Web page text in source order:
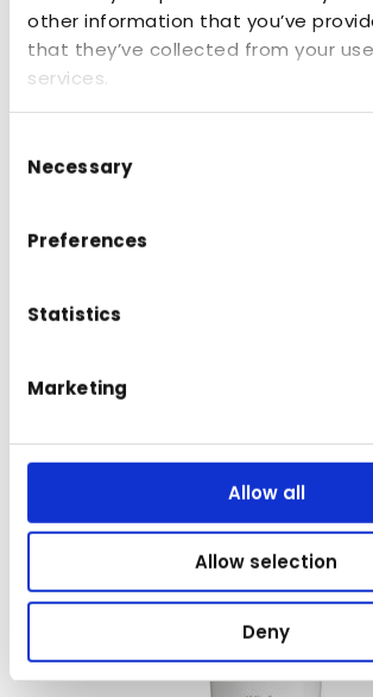
other information that you’ve
that they’ve collected from your
services.
Selection
Necessary
Preferences
Statistics
Marketing
Allow all
Allow selection
Deny
A&P Nature Brands
merken, waaronder